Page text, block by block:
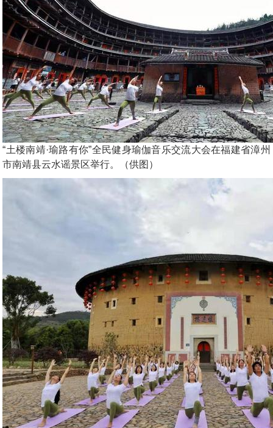
“土楼南靖·瑜路有你”全民健身瑜伽音乐交流大会在福建省漳州
市南靖县云水谣景区举行。（供图）